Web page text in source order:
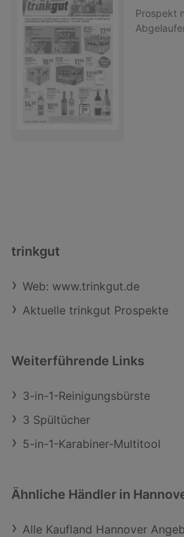
Prospekt
trinkgut
Web: www.trinkgut.de
Aktuelle trinkgut Prospekte
Weiterführende Links
3-in-1-Reinigungsbürste
3 Spültücher
5-in-1-Karabiner-Multitool
Ähnliche Händler in
Alle Kaufland Hannover